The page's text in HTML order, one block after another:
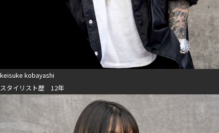
keisuke kobayashi
スタイリスト歴 12年